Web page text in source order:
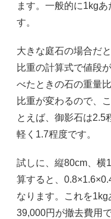
ます。一般的に1kg
す。
大きな庭石の場合だ
比重の計算式で値段
べたときの石の重量
比重が変わるので、
とえば、御影石は2.5
軽く1.7程度です。
試しに、縦80cm、横
算すると、
なります。これを1kg
39,000円が撤去費用で